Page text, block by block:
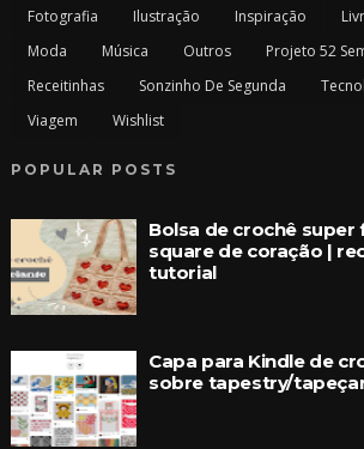
Fotografia
Ilustração Inspiração
Moda
Música Outros
Projeto 52
Receitinhas
Sonzinho De Segunda
Viagem
Wishlist
POPULAR POSTS
Bolsa de crochê super
square de coração |
tutorial
Capa para Kindle de
sobre tapestry/